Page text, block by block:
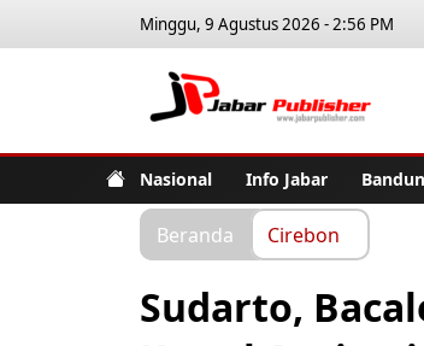
Minggu, 9 Agustus 2026 - 2:56 PM
Nasional Info Jabar
Beranda Cirebon
Sudarto,